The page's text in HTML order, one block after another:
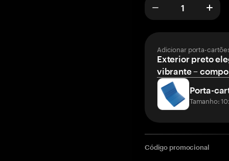
Adicionar porta-
Exterior preto
vibrante –
Porta-
Tamanho:
Código promocional